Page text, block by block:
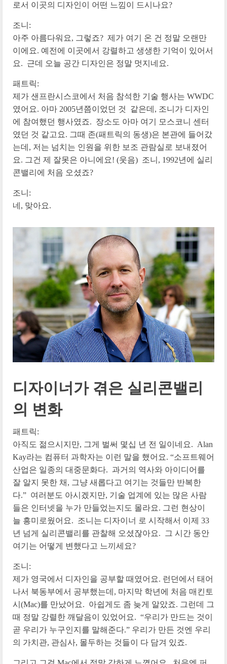
로서 이곳의 디자인이 어떤 느낌이 드시나요?
조니:
아주 아름다워요, 그렇죠? 제가 여기 온 건 정말 오랜만
이에요. 예전에 이곳에서 강렬하고 생생한 기억이 있어서
요. 근데 오늘 공간 디자인은 정말 멋지네요.
패트릭:
제가 샌프란시스코에서 처음 참석한 기술 행사는 WWDC
였어요. 아마 2005년쯤이었던 것 같은데, 조니가 디자인
에 참여했던 행사였죠. 장소도 아마 여기 모스코니 센터
였던 것 같고요. 그때 존(패트릭의 동생)은 본관에 들어갔
는데, 저는 넘치는 인원을 위한 보조 관람실로 보내졌어
요. 그건 제 잘못은 아니에요! (웃음) 조니, 1992년에 실리
콘밸리에 처음 오셨죠?
조니:
네, 맞아요.
디자이너가 겪은 실리콘밸리
의 변화
패트릭:
아직도 젊으시지만, 그게 벌써 몇십 년 전 일이네요. Alan
Kay라는 컴퓨터 과학자는 이런 말을 했어요. “소프트웨어
산업은 일종의 대중문화다. 과거의 역사와 아이디어를
잘 알지 못한 채, 그냥 새롭다고 여기는 것들만 반복한
다.” 여러분도 아시겠지만, 기술 업계에 있는 많은 사람
들은 인터넷을 누가 만들었는지도 몰라요. 그런 현상이
늘 흥미로웠어요. 조니는 디자이너 로 시작해서 이제 33
년 넘게 실리콘밸리를 관찰해 오셨잖아요. 그 시간 동안
여기는 어떻게 변했다고 느끼세요?
조니:
제가 영국에서 디자인을 공부할 때였어요. 런던에서 태어
나서 북동부에서 공부했는데, 마지막 학년에 처음 매킨토
시(Mac)를 만났어요. 아쉽게도 좀 늦게 알았죠. 그런데 그
때 정말 강렬한 깨달음이 있었어요. “우리가 만드는 것이
곧 우리가 누구인지를 말해준다.” 우리가 만든 것엔 우리
의 가치관, 관심사, 몰두하는 것들이 다 담겨 있죠.